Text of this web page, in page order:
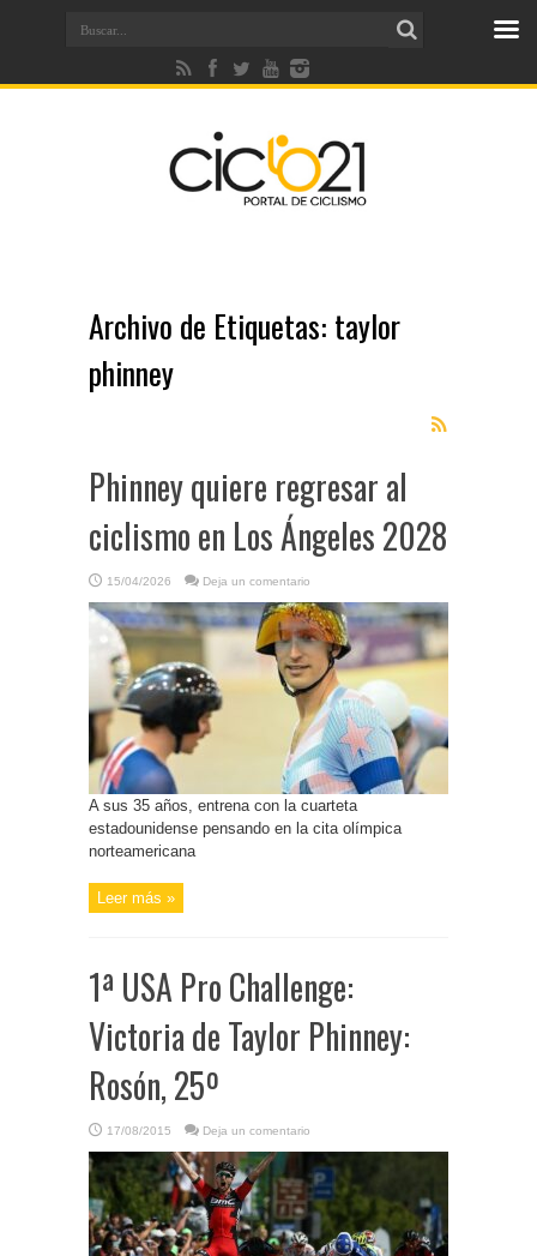
Archivo de Etiquetas: taylor
phinney
Phinney quiere regresar al
ciclismo en Los Ángeles 2028
15/04/2026 Deja un comentario
A sus 35 años, entrena con la cuarteta
estadounidense pensando en la cita olímpica
norteamericana
Leer más »
1ª USA Pro Challenge:
Victoria de Taylor Phinney:
Rosón, 25º
17/08/2015 Deja un comentario